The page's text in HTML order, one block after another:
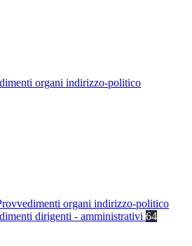
organi indirizzo-politico
organi indirizzo-politico
dirigenti - amministrativi 64